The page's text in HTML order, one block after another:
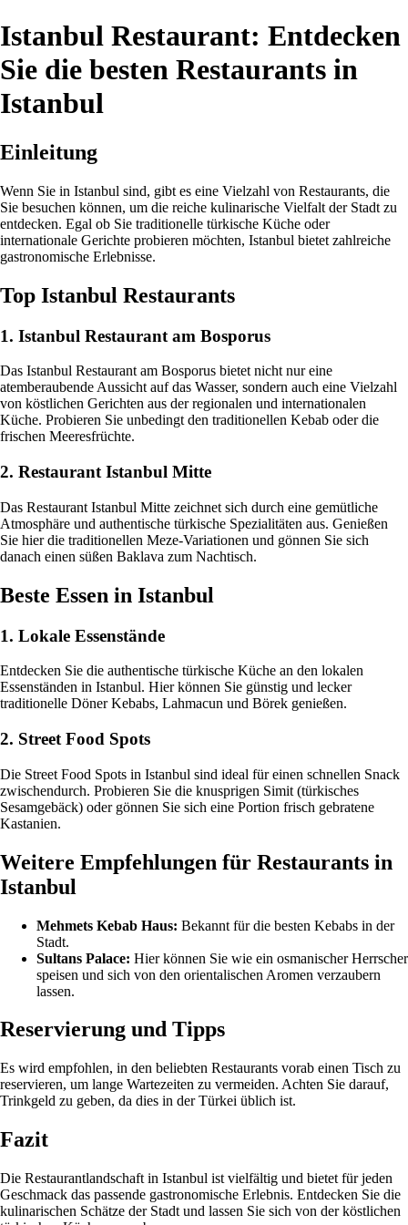
Istanbul Restaurant: Entdecken
Sie die besten Restaurants in
Istanbul
Einleitung
Wenn Sie in Istanbul sind, gibt es eine Vielzahl von Restaurants, die
Sie besuchen können, um die reiche kulinarische Vielfalt der Stadt zu
entdecken. Egal ob Sie traditionelle türkische Küche oder
internationale Gerichte probieren möchten, Istanbul bietet zahlreiche
gastronomische Erlebnisse.
Top Istanbul Restaurants
1. Istanbul Restaurant am Bosporus
Das Istanbul Restaurant am Bosporus bietet nicht nur eine
atemberaubende Aussicht auf das Wasser, sondern auch eine Vielzahl
von köstlichen Gerichten aus der regionalen und internationalen
Küche. Probieren Sie unbedingt den traditionellen Kebab oder die
frischen Meeresfrüchte.
2. Restaurant Istanbul Mitte
Das Restaurant Istanbul Mitte zeichnet sich durch eine gemütliche
Atmosphäre und authentische türkische Spezialitäten aus. Genießen
Sie hier die traditionellen Meze-Variationen und gönnen Sie sich
danach einen süßen Baklava zum Nachtisch.
Beste Essen in Istanbul
1. Lokale Essenstände
Entdecken Sie die authentische türkische Küche an den lokalen
Essenständen in Istanbul. Hier können Sie günstig und lecker
traditionelle Döner Kebabs, Lahmacun und Börek genießen.
2. Street Food Spots
Die Street Food Spots in Istanbul sind ideal für einen schnellen Snack
zwischendurch. Probieren Sie die knusprigen Simit (türkisches
Sesamgebäck) oder gönnen Sie sich eine Portion frisch gebratene
Kastanien.
Weitere Empfehlungen für Restaurants in
Istanbul
Mehmets Kebab Haus: Bekannt für die besten Kebabs in der
Stadt.
Sultans Palace: Hier können Sie wie ein osmanischer Herrscher
speisen und sich von den orientalischen Aromen verzaubern
lassen.
Reservierung und Tipps
Es wird empfohlen, in den beliebten Restaurants vorab einen Tisch zu
reservieren, um lange Wartezeiten zu vermeiden. Achten Sie darauf,
Trinkgeld zu geben, da dies in der Türkei üblich ist.
Fazit
Die Restaurantlandschaft in Istanbul ist vielfältig und bietet für jeden
Geschmack das passende gastronomische Erlebnis. Entdecken Sie die
kulinarischen Schätze der Stadt und lassen Sie sich von der köstlichen